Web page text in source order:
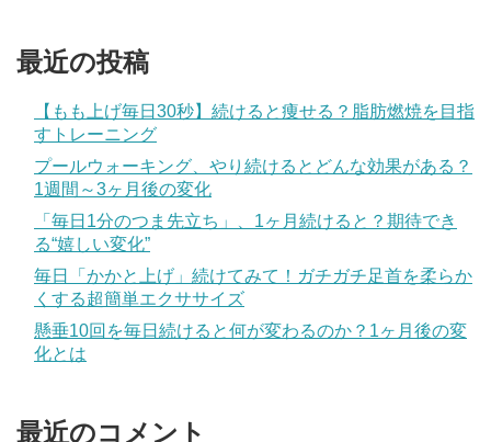
最近の投稿
【もも上げ毎日30秒】続けると痩せる？脂肪燃焼を目指
すトレーニング
プールウォーキング、やり続けるとどんな効果がある？
1週間～3ヶ月後の変化
「毎日1分のつま先立ち」、1ヶ月続けると？期待でき
る“嬉しい変化”
毎日「かかと上げ」続けてみて！ガチガチ足首を柔らか
くする超簡単エクササイズ
懸垂10回を毎日続けると何が変わるのか？1ヶ月後の変
化とは
最近のコメント